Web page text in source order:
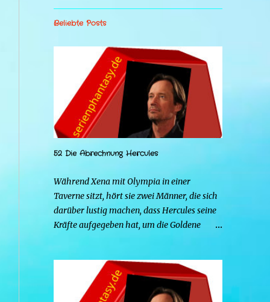
Beliebte Posts
52 Die Abrechnung Hercules
Während Xena mit Olympia in einer
Taverne sitzt, hört sie zwei Männer, die sich
darüber lustig machen, dass Hercules seine
Kräfte aufgegeben hat, um die Goldene
Grund zu gehen. Tatsächlich handelt es sich
bei den beiden Männern um Mars und Strife.
Serena ist glücklich mit ihrem neuen Leben